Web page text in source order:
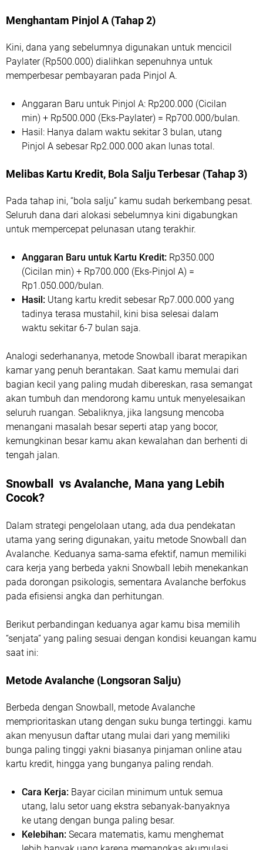
Menghantam Pinjol A (Tahap 2)
Kini, dana yang sebelumnya digunakan untuk mencicil
Paylater (Rp500.000) dialihkan sepenuhnya untuk
memperbesar pembayaran pada Pinjol A.
Anggaran Baru untuk Pinjol A: Rp200.000 (Cicilan
min) + Rp500.000 (Eks-Paylater) = Rp700.000/bulan.
Hasil: Hanya dalam waktu sekitar 3 bulan, utang
Pinjol A sebesar Rp2.000.000 akan lunas total.
Melibas Kartu Kredit, Bola Salju Terbesar (Tahap 3)
Pada tahap ini, “bola salju” kamu sudah berkembang pesat.
Seluruh dana dari alokasi sebelumnya kini digabungkan
untuk mempercepat pelunasan utang terakhir.
Anggaran Baru untuk Kartu Kredit: Rp350.000
(Cicilan min) + Rp700.000 (Eks-Pinjol A) =
Rp1.050.000/bulan.
Hasil: Utang kartu kredit sebesar Rp7.000.000 yang
tadinya terasa mustahil, kini bisa selesai dalam
waktu sekitar 6-7 bulan saja.
Analogi sederhananya, metode Snowball ibarat merapikan
kamar yang penuh berantakan. Saat kamu memulai dari
bagian kecil yang paling mudah dibereskan, rasa semangat
akan tumbuh dan mendorong kamu untuk menyelesaikan
seluruh ruangan. Sebaliknya, jika langsung mencoba
menangani masalah besar seperti atap yang bocor,
kemungkinan besar kamu akan kewalahan dan berhenti di
tengah jalan.
Snowball vs Avalanche, Mana yang Lebih
Cocok?
Dalam strategi pengelolaan utang, ada dua pendekatan
utama yang sering digunakan, yaitu metode Snowball dan
Avalanche. Keduanya sama-sama efektif, namun memiliki
cara kerja yang berbeda yakni Snowball lebih menekankan
pada dorongan psikologis, sementara Avalanche berfokus
pada efisiensi angka dan perhitungan.
Berikut perbandingan keduanya agar kamu bisa memilih
“senjata” yang paling sesuai dengan kondisi keuangan kamu
saat ini:
Metode Avalanche (Longsoran Salju)
Berbeda dengan Snowball, metode Avalanche
memprioritaskan utang dengan suku bunga tertinggi. kamu
akan menyusun daftar utang mulai dari yang memiliki
bunga paling tinggi yakni biasanya pinjaman online atau
kartu kredit, hingga yang bunganya paling rendah.
Cara Kerja: Bayar cicilan minimum untuk semua
utang, lalu setor uang ekstra sebanyak-banyaknya
ke utang dengan bunga paling besar.
Kelebihan: Secara matematis, kamu menghemat